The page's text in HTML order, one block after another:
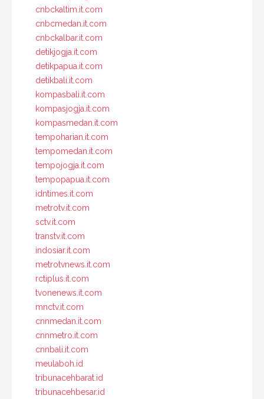
cnbckaltim.it.com
cnbcmedan.it.com
cnbckalbar.it.com
detikjogja.it.com
detikpapua.it.com
detikbali.it.com
kompasbali.it.com
kompasjogja.it.com
kompasmedan.it.com
tempoharian.it.com
tempomedan.it.com
tempojogja.it.com
tempopapua.it.com
idntimes.it.com
metrotv.it.com
sctv.it.com
transtv.it.com
indosiar.it.com
metrotvnews.it.com
rctiplus.it.com
tvonenews.it.com
mnctv.it.com
cnnmedan.it.com
cnnmetro.it.com
cnnbali.it.com
meulaboh.id
tribunacehbarat.id
tribunacehbesar.id